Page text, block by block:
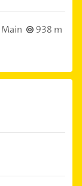
938 m